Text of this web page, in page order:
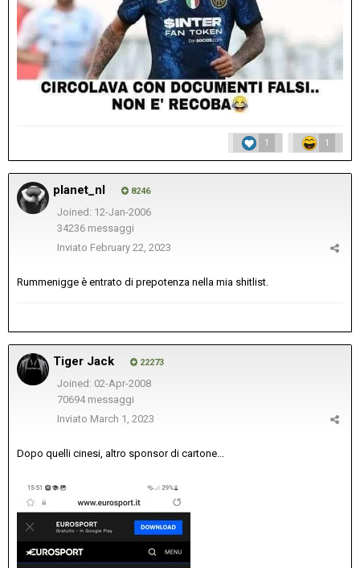
1 1
planet_nl 8246
Joined: 12-Jan-2006
34236 messaggi
Inviato February 22, 2023
Rummenigge è entrato di prepotenza nella mia shitlist.
Tiger Jack 22273
Joined: 02-Apr-2008
70694 messaggi
Inviato March 1, 2023
Dopo quelli cinesi, altro sponsor di cartone...